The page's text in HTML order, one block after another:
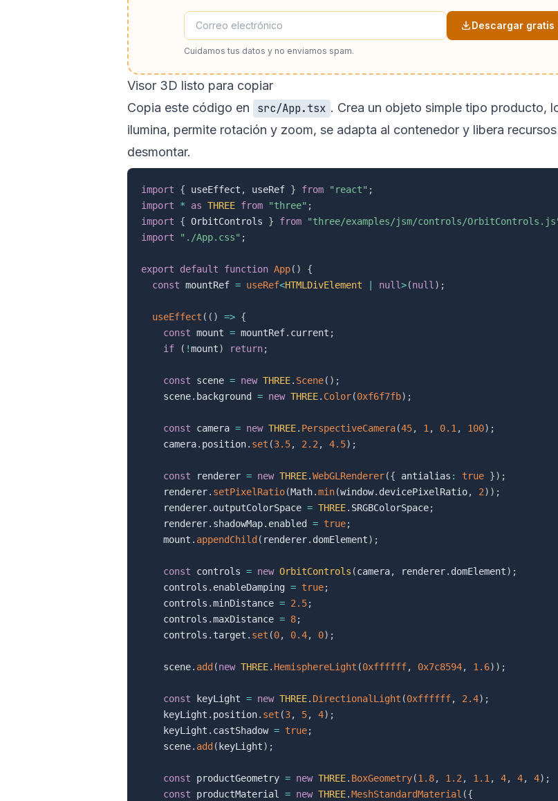
Descargar gratis
Cuidamos tus datos y no enviamos spam.
Visor 3D listo para copiar
Copia este código en
src/App.tsx . Crea un objeto simple tipo producto,
ilumina, permite rotación y zoom, se adapta al contenedor y libera
desmontar.
import { useEffect , useRef } from "react" ;
import
* as THREE from "three" ;
import
{ OrbitControls } from "three/examples/jsm/controls/
import
"./App.css" ;
export default function App( )
{
const mountRef = useRef<HTMLDivElement null>(null ) ;
useEffect ( ( ) => {
const mount = mountRef. current ;
if
( !mount) return;
const scene = new THREE. Scene( ) ;
    scene
. background = new THREE. Color(0xf6f7fb) ;
const camera = new THREE. PerspectiveCamera(45, 1 , 0.1 , 100) ;
    camera
. position. set (3.5, 2.2 , 4.5) ;
const renderer = new THREE.WebGLRenderer({ antialias : true }) ;
    renderer
. setPixelRatio(Math.min(window. devicePixelRatio, 2) ) ;
    renderer
. outputColorSpace = THREE. SRGBColorSpace;
    renderer
. shadowMap. enabled = true;
    mount
. appendChild ( renderer. domElement) ;
const controls = new OrbitControls (camera, renderer. domElement) ;
    controls
. enableDamping = true;
    controls
.minDistance = 2.5;
    controls
.maxDistance = 8;
    controls
. target . set (0, 0.4, 0) ;
    scene
. add (new THREE. HemisphereLight (0xffffff, 0x7c8594, 1.6) ) ;
const keyLight = new THREE. DirectionalLight (0xffffff, 2.4) ;
    keyLight
. position. set (3, 5, 4) ;
    keyLight
. castShadow = true;
    scene
. add ( keyLight) ;
const productGeometry = new THREE. BoxGeometry(1.8, 1.2 , 1.1 , 4, 4, 4) ;
const productMaterial = new THREE.MeshStandardMaterial ({